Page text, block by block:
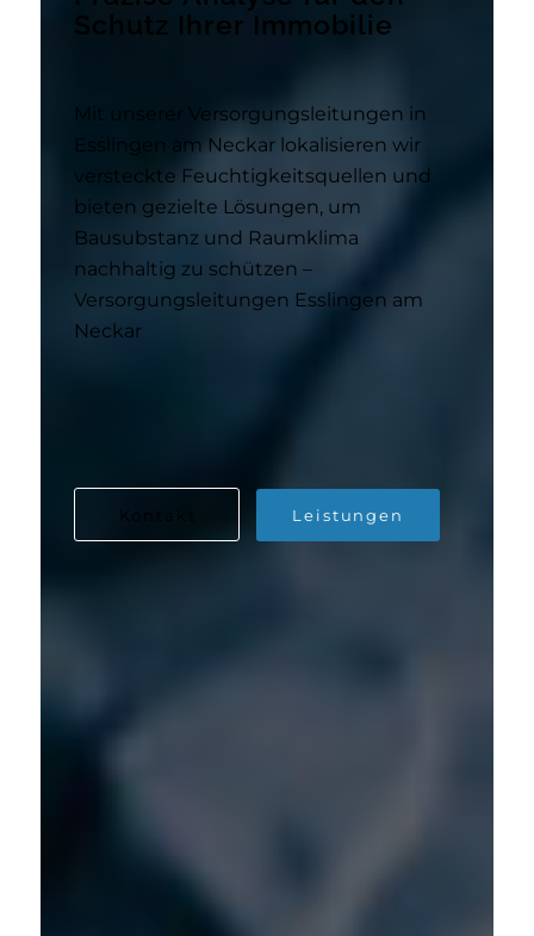
Schutz Ihrer Immobilie
Mit unserer Versorgungsleitungen in
Esslingen am Neckar lokalisieren wir
versteckte Feuchtigkeitsquellen und
bieten gezielte Lösungen, um
Bausubstanz und Raumklima
nachhaltig zu schützen –
Versorgungsleitungen Esslingen am
Neckar
Kontakt Leistungen